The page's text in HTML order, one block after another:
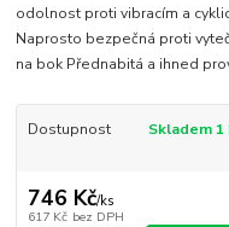
odolnost proti vibracím a
Naprosto bezpečná proti
na bok Přednabitá a ihned
Dostupnost Skladem 1
746 Kč/ks
617 Kč bez DPH